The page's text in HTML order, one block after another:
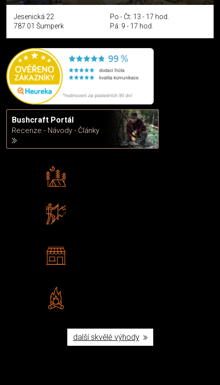
Jesenická 22
787 01 Šumperk
Po - Čt: 13 - 17 hod.
Pá: 9 - 17 hod.
Bushcraft Portál
Recenze - Návody - Články
další skvělé výhody